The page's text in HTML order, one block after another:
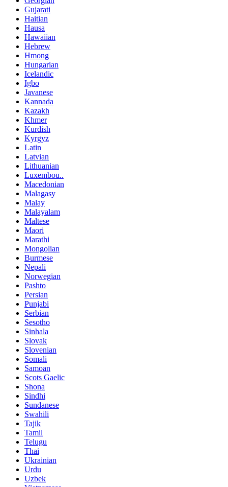
Gujarati
Haitian
Hausa
Hawaiian
Hebrew
Hmong
Hungarian
Icelandic
Igbo
Javanese
Kannada
Kazakh
Khmer
Kurdish
Kyrgyz
Latin
Latvian
Lithuanian
Luxembou..
Macedonian
Malagasy
Malay
Malayalam
Maltese
Maori
Marathi
Mongolian
Burmese
Nepali
Norwegian
Pashto
Persian
Punjabi
Serbian
Sesotho
Sinhala
Slovak
Slovenian
Somali
Samoan
Scots Gaelic
Shona
Sindhi
Sundanese
Swahili
Tajik
Tamil
Telugu
Thai
Ukrainian
Urdu
Uzbek